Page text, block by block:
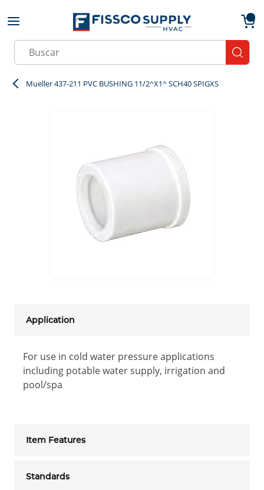
Skip to main content
Site Search
Mueller 437-211 PVC BUSHING 11/2^X1^ SCH40 SPIGXS
Application
For use in cold water pressure applications
including potable water supply, irrigation and
pool/spa
Item Features
Standards